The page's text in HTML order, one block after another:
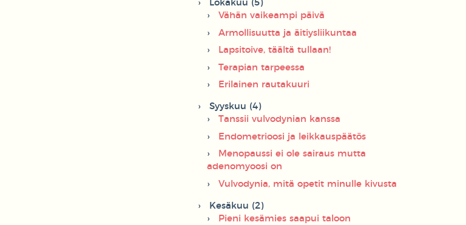
Lokakuu (5)
Vähän vaikeampi päivä
Armollisuutta ja äitiysliikuntaa
Lapsitoive, täältä tullaan!
Terapian tarpeessa
Erilainen rautakuuri
Syyskuu (4)
Tanssii vulvodynian kanssa
Endometrioosi ja leikkauspäätös
Menopaussi ei ole sairaus mutta
adenomyoosi on
Vulvodynia, mitä opetit minulle kivusta
Kesäkuu (2)
Pieni kesämies saapui taloon